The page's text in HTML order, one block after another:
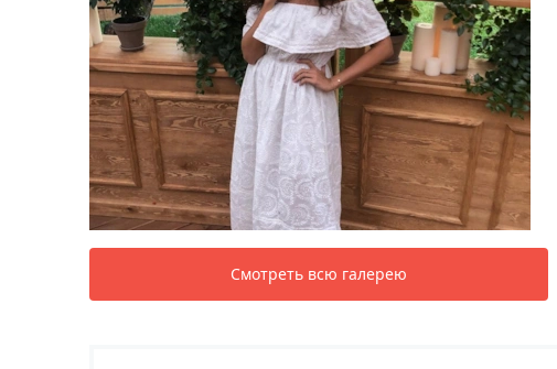
Смотреть всю галерею